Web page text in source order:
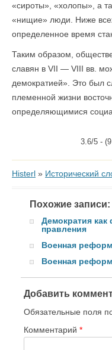
«сироты», «холопы», а
«нищие» люди. Ниже
определенное время
Таким образом,
славян в VII — VIII вв.
демократией». Это был
племенной жизни
определяющимися
3.6/5 -
Histerl » Исторический
Похожие записи:
Демократия как
правления
Военная
Военная
Добавить
Обязательные поля
Комментарий *